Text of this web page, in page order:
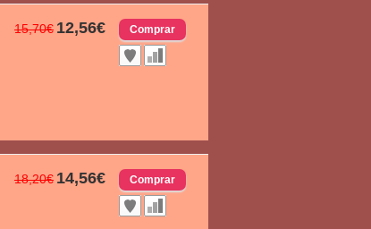
15,70€ 12,56€
18,20€ 14,56€